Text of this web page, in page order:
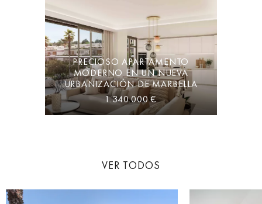
PRECIOSO APARTAMENTO
MODERNO EN UN NUEVA
URBANIZACIÓN DE MARBELLA
1.340.000 €
VER TODOS